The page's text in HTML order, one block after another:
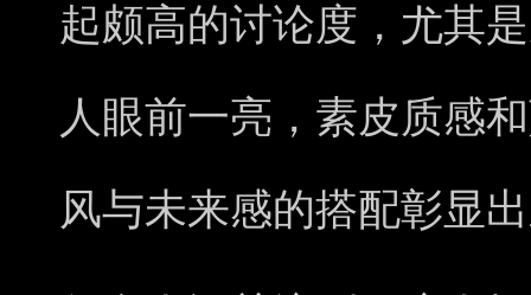
起颇高的讨论度，尤其
人眼前一亮，素皮质感
风与未来感的搭配彰显